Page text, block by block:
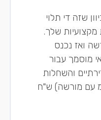
שזה די תלוי
מקצועיות שלך.
ואז נכנס
מוסמך עבור
והשחלות
(לפני מע"מ עם מורשה) ש"ח